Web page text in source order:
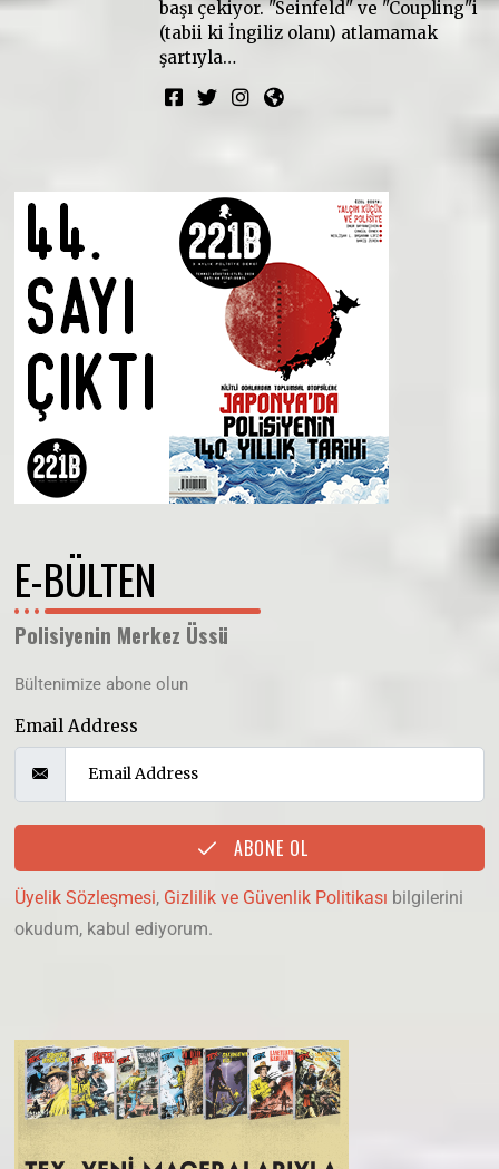
başı çekiyor. "Seinfeld" ve "Coupling"i
(tabii ki İngiliz olanı) atlamamak
şartıyla…
E-BÜLTEN
Polisiyenin Merkez Üssü
Bültenimize abone olun
Email Address
ABONE OL
Üyelik Sözleşmesi, Gizlilik ve Güvenlik Politikası bilgilerini
okudum, kabul ediyorum.